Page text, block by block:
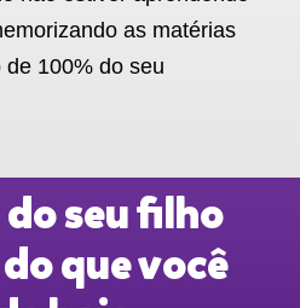
as matérias
100% do seu
seu filho
que você